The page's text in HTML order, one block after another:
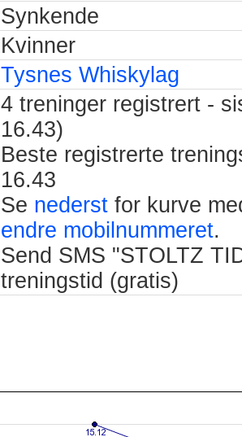
Synkende
Kvinner
Tysnes Whiskylag
4 treninger registrert -
16.43)
Beste registrerte
16.43
Se nederst for kurve
endre mobilnummeret.
Send SMS "STOLTZ
treningstid (gratis)